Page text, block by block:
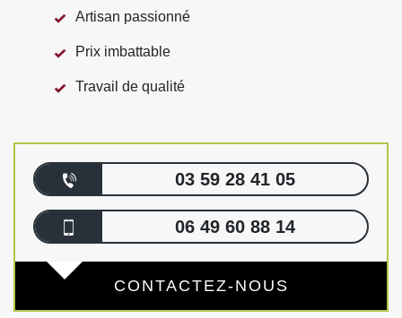
Artisan passionné
Prix imbattable
Travail de qualité
03 59 28 41 05
06 49 60 88 14
CONTACTEZ-NOUS